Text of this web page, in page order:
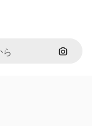
画像で